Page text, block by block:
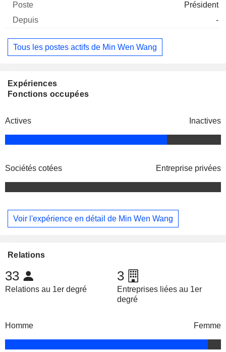
Président
-
Tous les postes actifs de Min Wen Wang
Expériences
Fonctions occupées
Actives Inactives
Sociétés cotées Entreprise privées
Voir l'expérience en détail de Min Wen Wang
Relations
33
Relations au 1er degré
3
Entreprises liées au 1er
degré
Homme Femme